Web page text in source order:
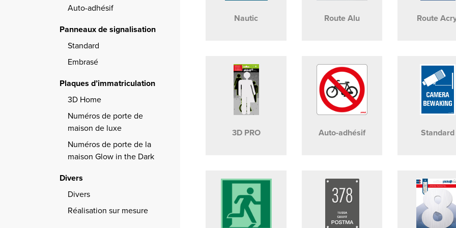
Auto-adhésif
Panneaux de signalisation
Standard
Embrasé
Plaques d’immatriculation
3D Home
Numéros de porte de
maison de luxe
Numéros de porte de la
maison Glow in the Dark
Divers
Divers
Réalisation sur mesure
Nautic Route Alu Route
3D PRO Auto-adhésif Standard